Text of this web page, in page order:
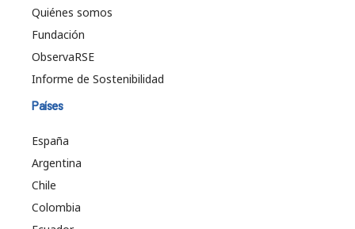
Quiénes somos
Fundación
ObservaRSE
Informe de Sostenibilidad
Países
España
Argentina
Chile
Colombia